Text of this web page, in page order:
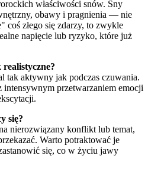
właściwości snów. Sny
obawy i pragnienia — nie
coś złego się zdarzy, to zwykle
napięcie lub ryzyko, które już
realistyczne?
tak aktywny jak podczas czuwania.
przetwarzaniem emocji
się?
nierozwiązany konflikt lub temat,
Warto potraktować je
się, co w życiu jawy